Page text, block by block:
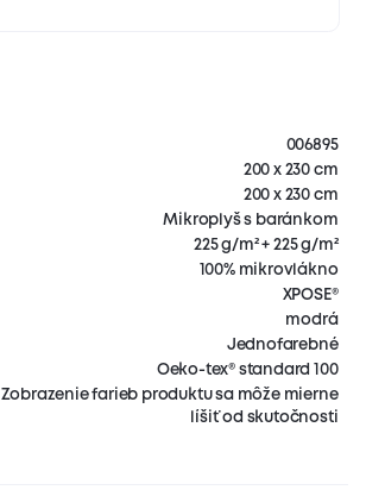
006895
200 x 230 cm
200 x 230 cm
Mikroplyš s baránkom
225 g/m² + 225 g/m²
100% mikrovlákno
XPOSE®
modrá
Jednofarebné
Oeko-tex® standard 100
Zobrazenie farieb produktu sa môže mierne
líšiť od skutočnosti